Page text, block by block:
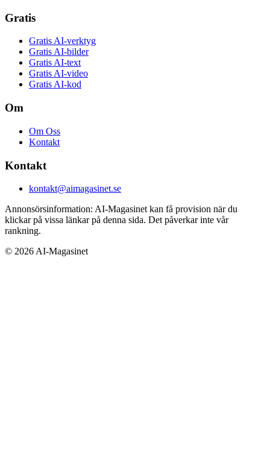
Gratis
Gratis AI-verktyg
Gratis AI-bilder
Gratis AI-text
Gratis AI-video
Gratis AI-kod
Om
Om Oss
Kontakt
Kontakt
kontakt@aimagasinet.se
Annonsörsinformation: AI-Magasinet kan få provision när du
klickar på vissa länkar på denna sida. Det påverkar inte vår
rankning.
© 2026 AI-Magasinet